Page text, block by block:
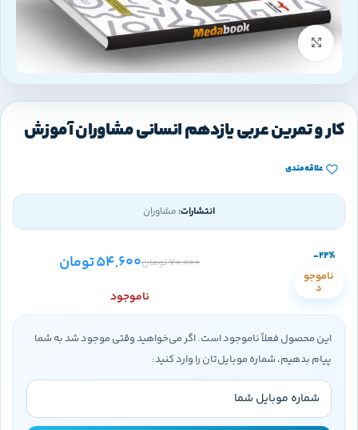
بزرگنمایی تصویر
کار و تمرین عربی یازدهم انسانی مشاوران آموزش
علاقه‌مندی
انتشارات: مشاوران
-22%
ناموجو
د
70,000تومان54,600تومان
ناموجود
این محصول فعلاً ناموجود است. اگر می‌خواهید وقتی موجود شد به شما
پیام بدهیم، شماره موبایل‌تان را وارد کنید: